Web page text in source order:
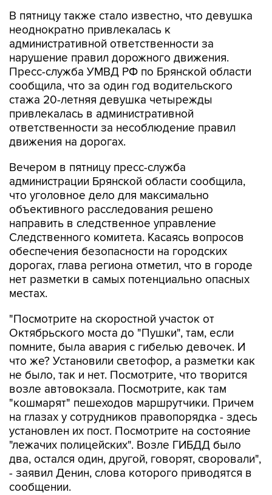
В пятницу также стало известно, что девушка
неоднократно привлекалась к
административной ответственности за
нарушение правил дорожного движения.
Пресс-служба УМВД РФ по Брянской области
сообщила, что за один год водительского
стажа 20-летняя девушка четырежды
привлекалась в административной
ответственности за несоблюдение правил
движения на дорогах.
Вечером в пятницу пресс-служба
администрации Брянской области сообщила,
что уголовное дело для максимально
объективного расследования решено
направить в следственное управление
Следственного комитета. Касаясь вопросов
обеспечения безопасности на городских
дорогах, глава региона отметил, что в городе
нет разметки в самых потенциально опасных
местах.
"Посмотрите на скоростной участок от
Октябрьского моста до "Пушки", там, если
помните, была авария с гибелью девочек. И
что же? Установили светофор, а разметки как
не было, так и нет. Посмотрите, что творится
возле автовокзала. Посмотрите, как там
"кошмарят" пешеходов маршрутчики. Причем
на глазах у сотрудников правопорядка - здесь
установлен их пост. Посмотрите на состояние
"лежачих полицейских". Возле ГИБДД было
два, остался один, другой, говорят, своровали",
- заявил Денин, слова которого приводятся в
сообщении.